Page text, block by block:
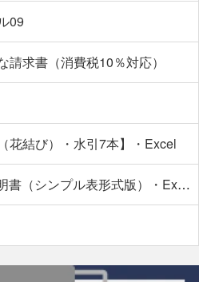
09
求書（消費税10％対応）
花結び）・水引7本】・Excel
健康保険資格喪失証明書（シンプル表形式版）・Excel【見本付き】